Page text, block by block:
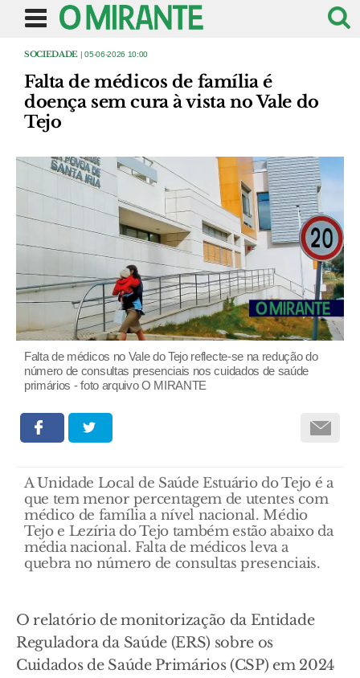
SOCIEDADE | 05-06-2026 10:00
Falta de médicos de família é
doença sem cura à vista no Vale do
Tejo
Falta de médicos no Vale do Tejo reflecte-se na redução do
número de consultas presenciais nos cuidados de saúde
primários - foto arquivo O MIRANTE
A Unidade Local de Saúde Estuário do Tejo é a
que tem menor percentagem de utentes com
médico de família a nível nacional. Médio
Tejo e Lezíria do Tejo também estão abaixo da
média nacional. Falta de médicos leva a
quebra no número de consultas presenciais.
O relatório de monitorização da Entidade
Reguladora da Saúde (ERS) sobre os
Cuidados de Saúde Primários (CSP) em 2024